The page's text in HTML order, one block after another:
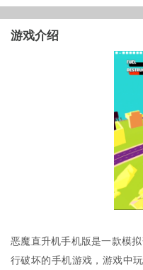
游戏介绍
恶魔直升机手机版是一款模
行破坏的手机游戏，游戏中